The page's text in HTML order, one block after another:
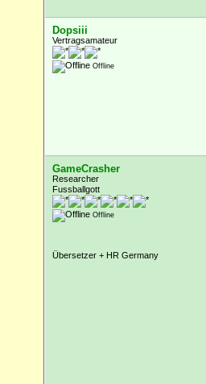
Dopsiii
Vertragsamateur
Offline
GameCrasher
Researcher
Fussballgott
Offline
Übersetzer + HR Germany